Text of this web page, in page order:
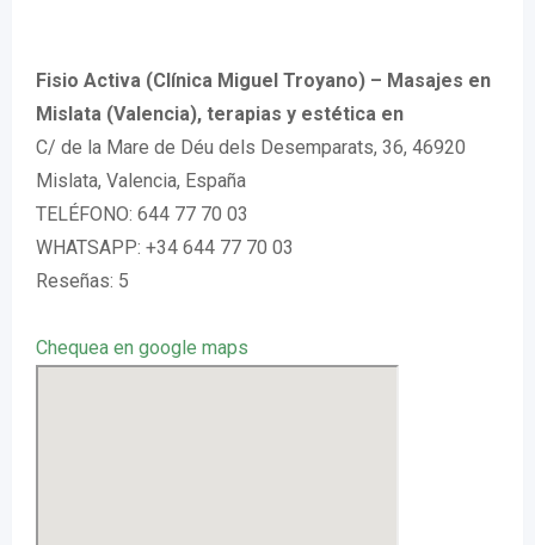
Fisio Activa (Clínica Miguel Troyano) – Masajes en
Mislata (Valencia), terapias y estética en
C/ de la Mare de Déu dels Desemparats, 36, 46920
Mislata, Valencia, España
TELÉFONO: 644 77 70 03
WHATSAPP: +34 644 77 70 03
Reseñas: 5
Chequea en google maps